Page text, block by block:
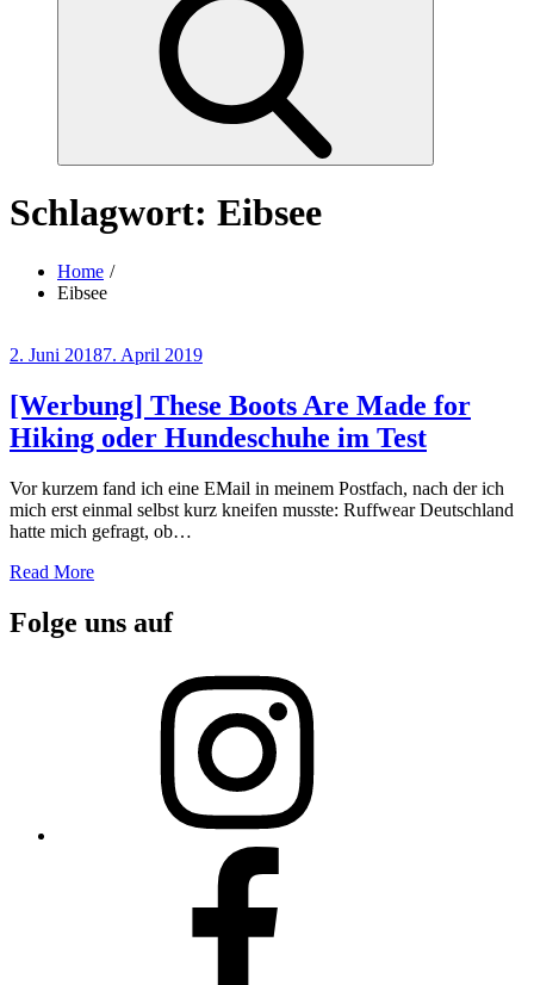
Schlagwort: Eibsee
Home
Eibsee
Posted
2. Juni 20187. April 2019
[Werbung] These Boots Are Made for
Hiking oder Hundeschuhe im Test
Vor kurzem fand ich eine EMail in meinem Postfach, nach der ich
mich erst einmal selbst kurz kneifen musste: Ruffwear Deutschland
hatte mich gefragt, ob…
Read More
Folge uns auf